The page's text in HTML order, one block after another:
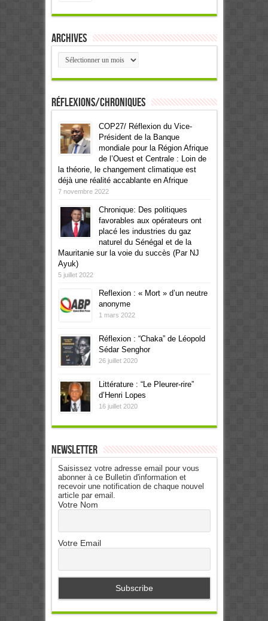
Archives
Archives
Réflexions/Chroniques
COP27/ Réflexion du Vice-
Président de la Banque
mondiale pour la Région Afrique
de l’Ouest et Centrale : Loin de
la théorie, le changement climatique est
déjà une réalité accablante en Afrique
7 novembre 2022
Chronique: Des politiques
favorables aux opérateurs ont
placé les industries du gaz
naturel du Sénégal et de la
Mauritanie sur la voie du succès (Par NJ
Ayuk)
5 juillet 2022
Reflexion : « Mort » d’un neutre
anonyme
1 mars 2022
Réflexion : “Chaka” de Léopold
Sédar Senghor
26 juillet 2020
Littérature : “Le Pleurer-rire”
d’Henri Lopes
16 juillet 2020
Newsletter
Saisissez votre adresse email pour vous
abonner à ce Bulletin d'information et
recevoir une notification de chaque nouvel
article par email.
Votre Nom
Votre Email